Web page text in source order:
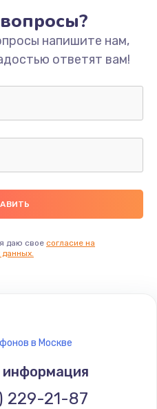
напишите нам,
ответят вам!
даю свое согласие на
в Москве
информация
229-21-87